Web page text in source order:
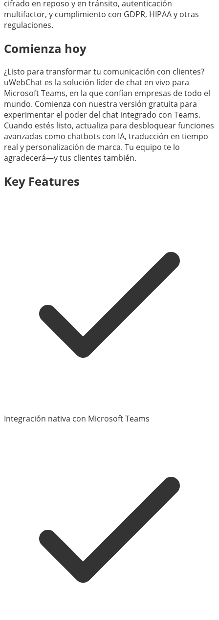
cifrado en reposo y en tránsito, autenticación
multifactor, y cumplimiento con GDPR, HIPAA y otras
regulaciones.
Comienza hoy
¿Listo para transformar tu comunicación con clientes?
uWebChat es la solución líder de chat en vivo para
Microsoft Teams, en la que confían empresas de todo el
mundo. Comienza con nuestra versión gratuita para
experimentar el poder del chat integrado con Teams.
Cuando estés listo, actualiza para desbloquear funciones
avanzadas como chatbots con IA, traducción en tiempo
real y personalización de marca. Tu equipo te lo
agradecerá—y tus clientes también.
Key Features
Integración nativa con Microsoft Teams